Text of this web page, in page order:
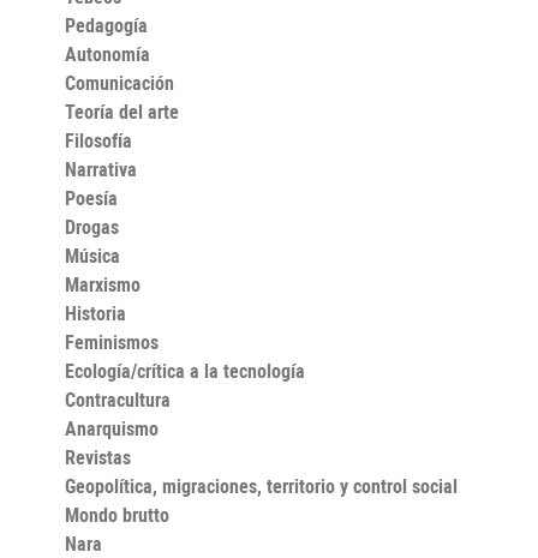
Pedagogía
Autonomía
Comunicación
Teoría del arte
Filosofía
Narrativa
Poesía
Drogas
Música
Marxismo
Historia
Feminismos
Ecología/crítica a la tecnología
Contracultura
Anarquismo
Revistas
Geopolítica, migraciones, territorio y control social
Mondo brutto
Nara